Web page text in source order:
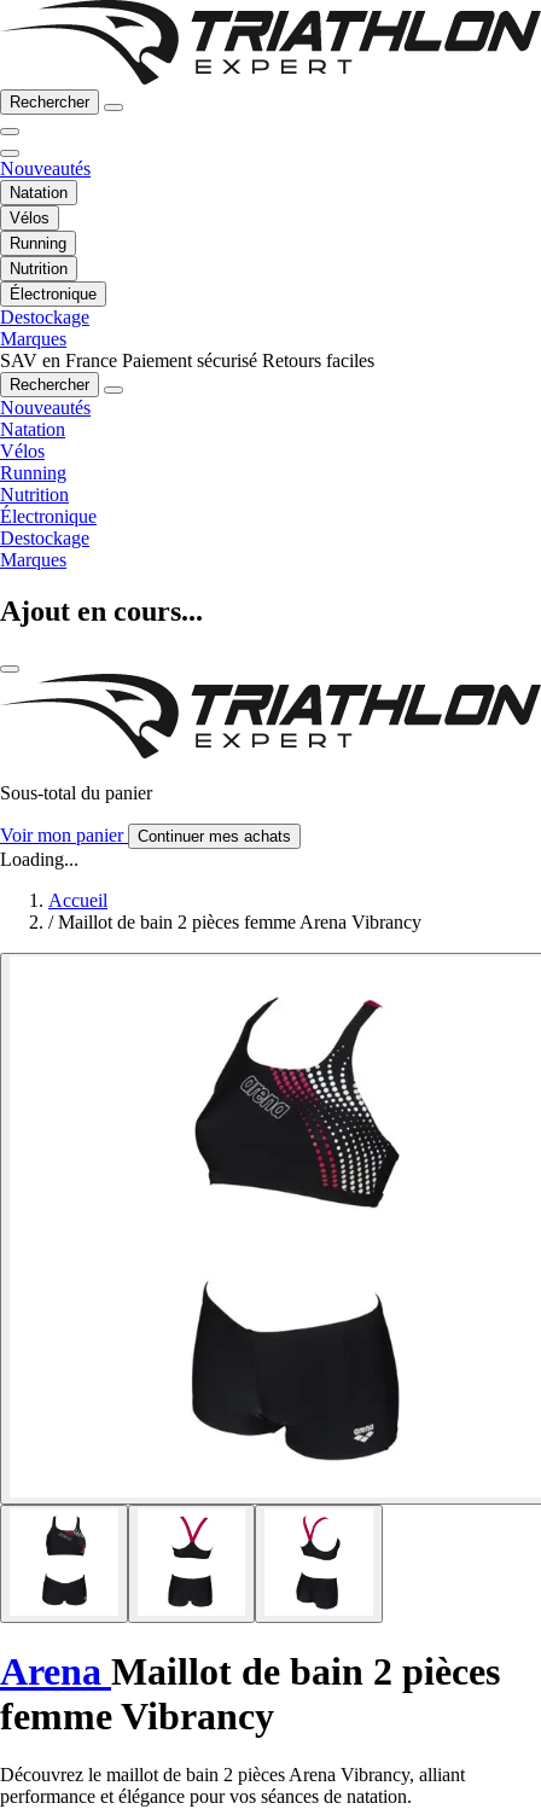
Rechercher
Nouveautés
Natation
Vélos
Running
Nutrition
Électronique
Destockage
Marques
SAV en France Paiement sécurisé Retours faciles
Rechercher
Nouveautés
Natation
Vélos
Running
Nutrition
Électronique
Destockage
Marques
Ajout en cours...
Sous-total du panier
Voir mon panier Continuer mes achats
Loading...
Accueil
/ Maillot de bain 2 pièces femme Arena Vibrancy
Arena Maillot de bain 2 pièces
femme Vibrancy
Découvrez le maillot de bain 2 pièces Arena Vibrancy, alliant
performance et élégance pour vos séances de natation.